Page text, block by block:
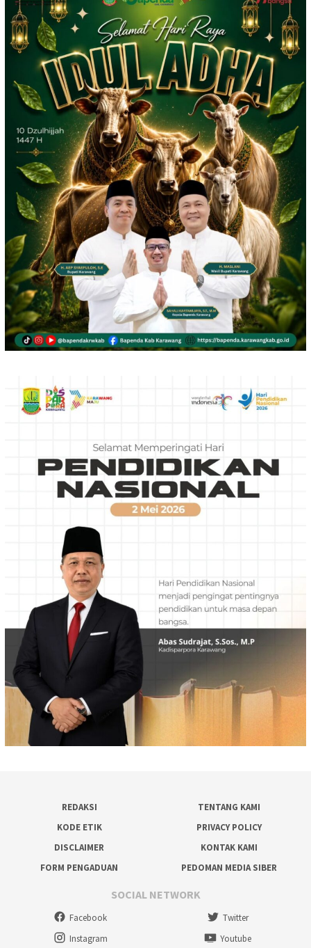
REDAKSI
TENTANG KAMI
KODE ETIK
PRIVACY POLICY
DISCLAIMER
KONTAK KAMI
FORM PENGADUAN
PEDOMAN MEDIA SIBER
SOCIAL NETWORK
Facebook
Twitter
Instagram
Youtube